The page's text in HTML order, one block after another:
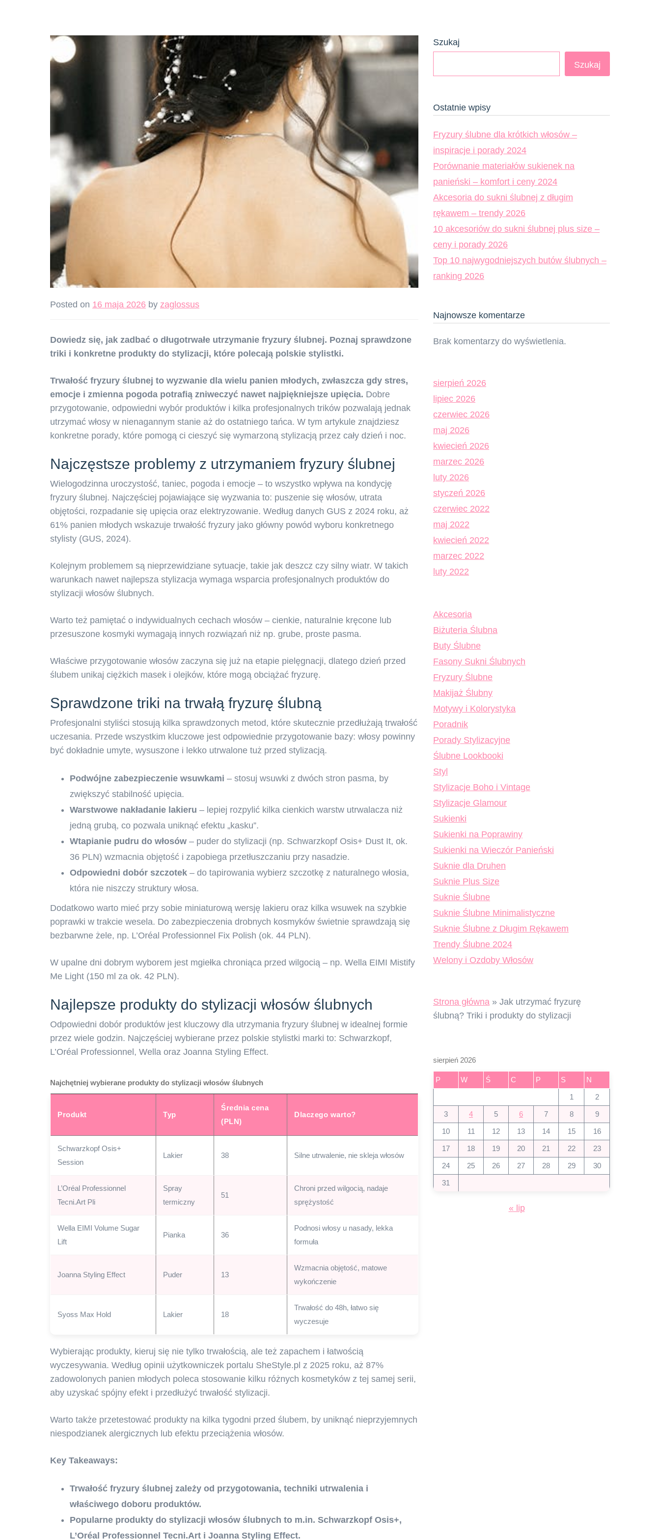
Posted on 16 maja 2026 by zaglossus
Dowiedz się, jak zadbać o długotrwałe utrzymanie fryzury ślubnej. Poznaj sprawdzone
triki i konkretne produkty do stylizacji, które polecają polskie stylistki.
Trwałość fryzury ślubnej to wyzwanie dla wielu panien młodych, zwłaszcza gdy stres,
emocje i zmienna pogoda potrafią zniweczyć nawet najpiękniejsze upięcia. Dobre
przygotowanie, odpowiedni wybór produktów i kilka profesjonalnych trików pozwalają jednak
utrzymać włosy w nienagannym stanie aż do ostatniego tańca. W tym artykule znajdziesz
konkretne porady, które pomogą ci cieszyć się wymarzoną stylizacją przez cały dzień i noc.
Najczęstsze problemy z utrzymaniem fryzury ślubnej
Wielogodzinna uroczystość, taniec, pogoda i emocje – to wszystko wpływa na kondycję
fryzury ślubnej. Najczęściej pojawiające się wyzwania to: puszenie się włosów, utrata
objętości, rozpadanie się upięcia oraz elektryzowanie. Według danych GUS z 2024 roku, aż
61% panien młodych wskazuje trwałość fryzury jako główny powód wyboru konkretnego
stylisty (GUS, 2024).
Kolejnym problemem są nieprzewidziane sytuacje, takie jak deszcz czy silny wiatr. W takich
warunkach nawet najlepsza stylizacja wymaga wsparcia profesjonalnych produktów do
stylizacji włosów ślubnych.
Warto też pamiętać o indywidualnych cechach włosów – cienkie, naturalnie kręcone lub
przesuszone kosmyki wymagają innych rozwiązań niż np. grube, proste pasma.
Właściwe przygotowanie włosów zaczyna się już na etapie pielęgnacji, dlatego dzień przed
ślubem unikaj ciężkich masek i olejków, które mogą obciążać fryzurę.
Sprawdzone triki na trwałą fryzurę ślubną
Profesjonalni styliści stosują kilka sprawdzonych metod, które skutecznie przedłużają trwałość
uczesania. Przede wszystkim kluczowe jest odpowiednie przygotowanie bazy: włosy powinny
być dokładnie umyte, wysuszone i lekko utrwalone tuż przed stylizacją.
Podwójne zabezpieczenie wsuwkami – stosuj wsuwki z dwóch stron pasma, by
zwiększyć stabilność upięcia.
Warstwowe nakładanie lakieru – lepiej rozpylić kilka cienkich warstw utrwalacza niż
jedną grubą, co pozwala uniknąć efektu „kasku”.
Wtapianie pudru do włosów – puder do stylizacji (np. Schwarzkopf Osis+ Dust It, ok.
36 PLN) wzmacnia objętość i zapobiega przetłuszczaniu przy nasadzie.
Odpowiedni dobór szczotek – do tapirowania wybierz szczotkę z naturalnego włosia,
która nie niszczy struktury włosa.
Dodatkowo warto mieć przy sobie miniaturową wersję lakieru oraz kilka wsuwek na szybkie
poprawki w trakcie wesela. Do zabezpieczenia drobnych kosmyków świetnie sprawdzają się
bezbarwne żele, np. L’Oréal Professionnel Fix Polish (ok. 44 PLN).
W upalne dni dobrym wyborem jest mgiełka chroniąca przed wilgocią – np. Wella EIMI Mistify
Me Light (150 ml za ok. 42 PLN).
Najlepsze produkty do stylizacji włosów ślubnych
Odpowiedni dobór produktów jest kluczowy dla utrzymania fryzury ślubnej w idealnej formie
przez wiele godzin. Najczęściej wybierane przez polskie stylistki marki to: Schwarzkopf,
L’Oréal Professionnel, Wella oraz Joanna Styling Effect.
Najchętniej wybierane produkty do stylizacji włosów ślubnych
Produkt Typ
Średnia cena
(PLN)
Dlaczego warto?
Schwarzkopf Osis+
Session
Lakier 38 Silne utrwalenie, nie skleja włosów
L’Oréal Professionnel
Tecni.Art Pli
Spray
termiczny
51
Chroni przed wilgocią, nadaje
sprężystość
Wella EIMI Volume Sugar
Lift
Pianka 36
Podnosi włosy u nasady, lekka
formuła
Joanna Styling Effect Puder 13
Wzmacnia objętość, matowe
wykończenie
Syoss Max Hold Lakier 18
Trwałość do 48h, łatwo się
wyczesuje
Wybierając produkty, kieruj się nie tylko trwałością, ale też zapachem i łatwością
wyczesywania. Według opinii użytkowniczek portalu SheStyle.pl z 2025 roku, aż 87%
zadowolonych panien młodych poleca stosowanie kilku różnych kosmetyków z tej samej serii,
aby uzyskać spójny efekt i przedłużyć trwałość stylizacji.
Warto także przetestować produkty na kilka tygodni przed ślubem, by uniknąć nieprzyjemnych
niespodzianek alergicznych lub efektu przeciążenia włosów.
Key Takeaways:
Trwałość fryzury ślubnej zależy od przygotowania, techniki utrwalenia i
właściwego doboru produktów.
Popularne produkty do stylizacji włosów ślubnych to m.in. Schwarzkopf Osis+,
L’Oréal Professionnel Tecni.Art i Joanna Styling Effect.
Szukaj
Szukaj
Ostatnie wpisy
Fryzury ślubne dla krótkich włosów –
inspiracje i porady 2024
Porównanie materiałów sukienek na
panieński – komfort i ceny 2024
Akcesoria do sukni ślubnej z długim
rękawem – trendy 2026
10 akcesoriów do sukni ślubnej plus size –
ceny i porady 2026
Top 10 najwygodniejszych butów ślubnych –
ranking 2026
Najnowsze komentarze
Brak komentarzy do wyświetlenia.
sierpień 2026
lipiec 2026
czerwiec 2026
maj 2026
kwiecień 2026
marzec 2026
luty 2026
styczeń 2026
czerwiec 2022
maj 2022
kwiecień 2022
marzec 2022
luty 2022
Akcesoria
Biżuteria Ślubna
Buty Ślubne
Fasony Sukni Ślubnych
Fryzury Ślubne
Makijaż Ślubny
Motywy i Kolorystyka
Poradnik
Porady Stylizacyjne
Ślubne Lookbooki
Styl
Stylizacje Boho i Vintage
Stylizacje Glamour
Sukienki
Sukienki na Poprawiny
Sukienki na Wieczór Panieński
Suknie dla Druhen
Suknie Plus Size
Suknie Ślubne
Suknie Ślubne Minimalistyczne
Suknie Ślubne z Długim Rękawem
Trendy Ślubne 2024
Welony i Ozdoby Włosów
Strona główna » Jak utrzymać fryzurę
ślubną? Triki i produkty do stylizacji
sierpień 2026
P W Ś C P S N
1 2
3 4 5 6 7 8 9
10 11 12 13 14 15 16
17 18 19 20 21 22 23
24 25 26 27 28 29 30
31
« lip